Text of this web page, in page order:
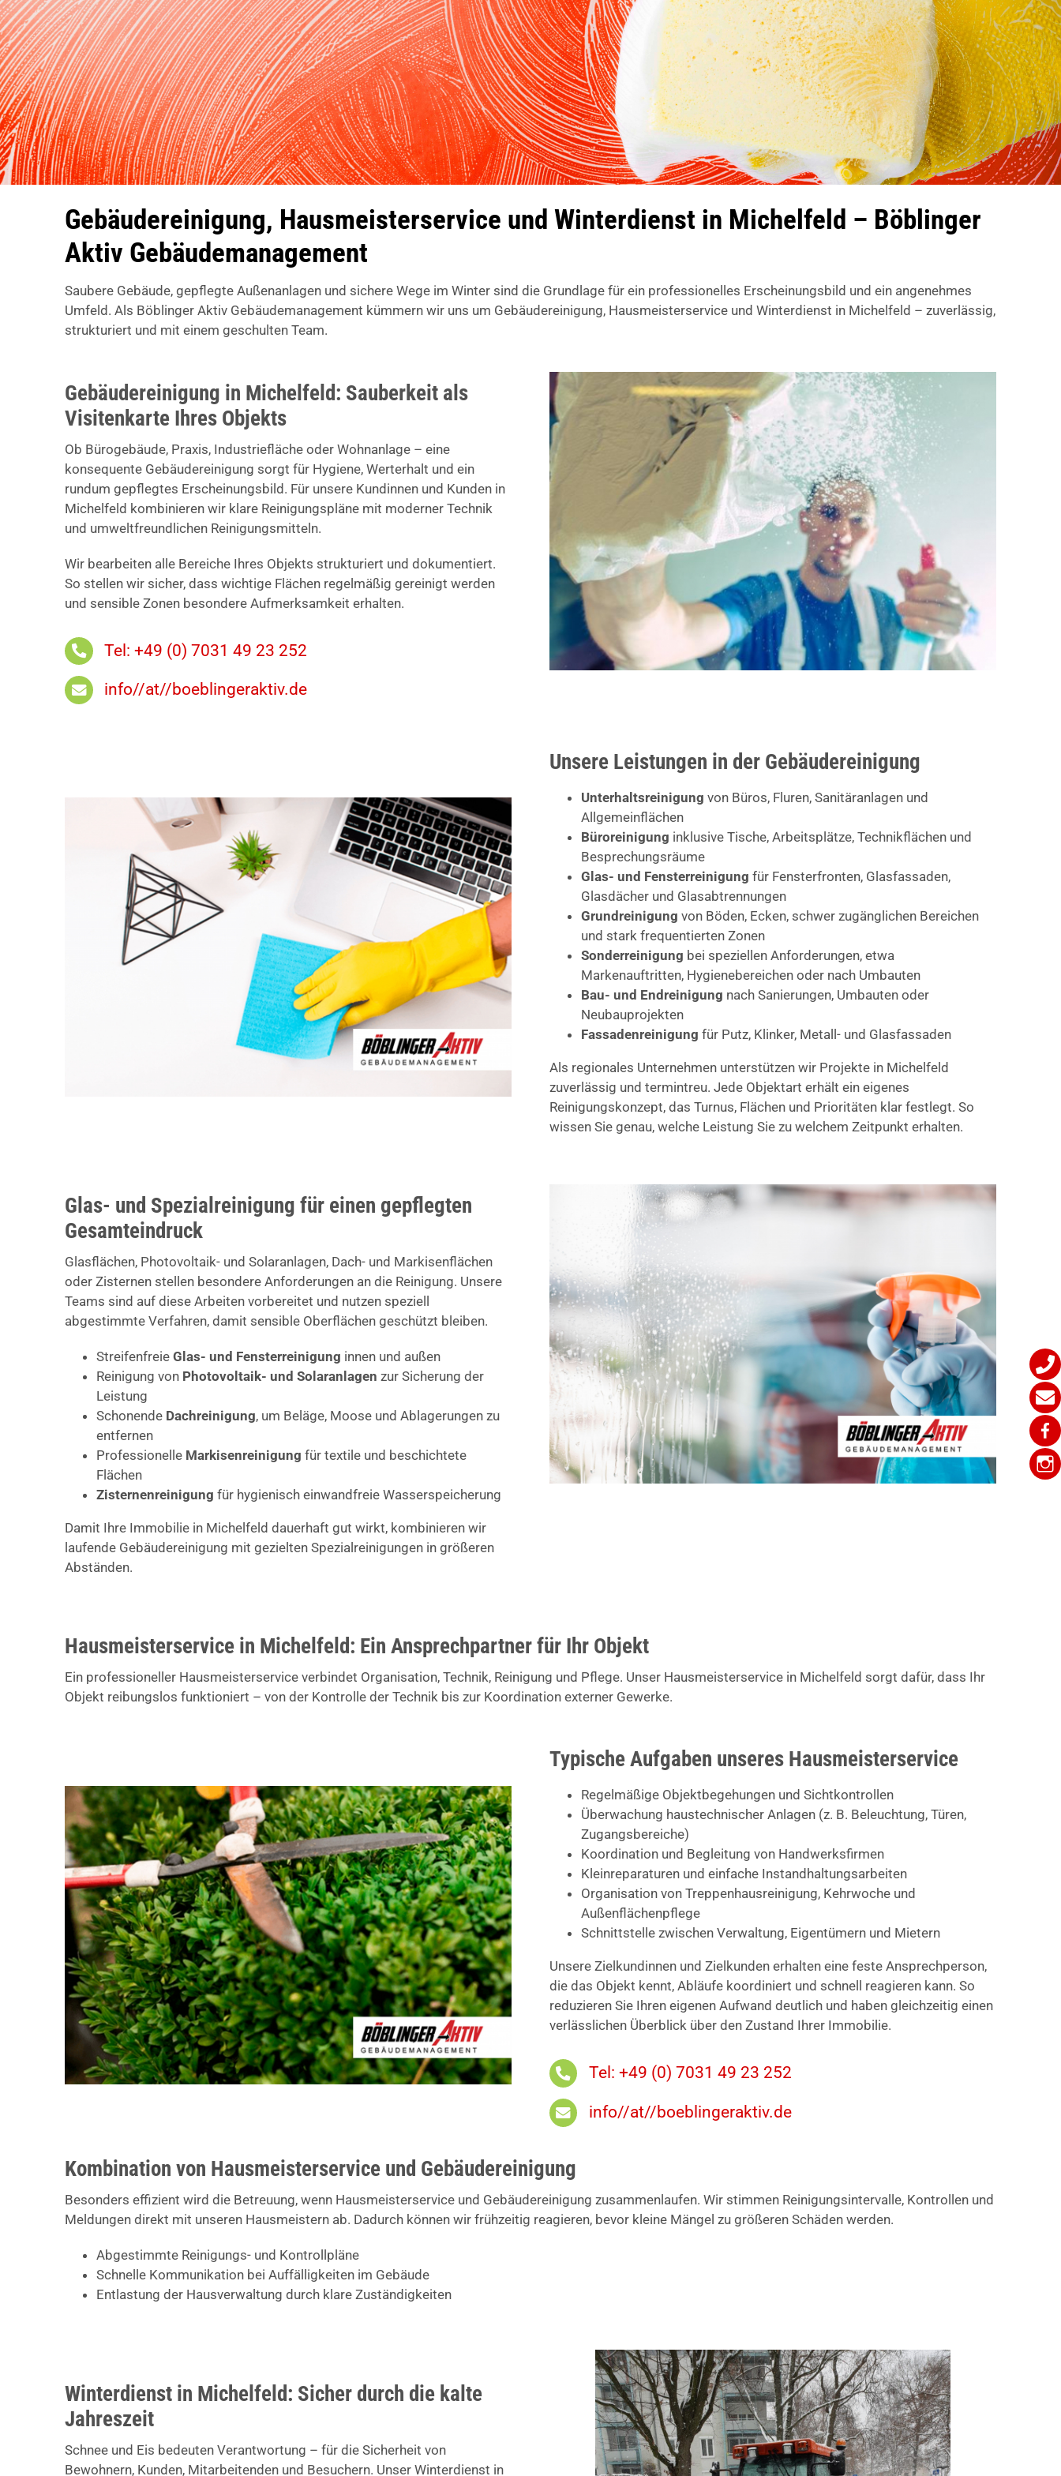
Gebäudereinigung, Hausmeisterservice und Winterdienst in Michelfeld – Böblinger
Aktiv Gebäudemanagement
Saubere Gebäude, gepflegte Außenanlagen und sichere Wege im Winter sind die Grundlage für ein professionelles Erscheinungsbild und ein angenehmes
Umfeld. Als Böblinger Aktiv Gebäudemanagement kümmern wir uns um Gebäudereinigung, Hausmeisterservice und Winterdienst in Michelfeld – zuverlässig,
strukturiert und mit einem geschulten Team.
Gebäudereinigung in Michelfeld: Sauberkeit als
Visitenkarte Ihres Objekts
Ob Bürogebäude, Praxis, Industriefläche oder Wohnanlage – eine
konsequente Gebäudereinigung sorgt für Hygiene, Werterhalt und ein
rundum gepflegtes Erscheinungsbild. Für unsere Kundinnen und Kunden in
Michelfeld kombinieren wir klare Reinigungspläne mit moderner Technik
und umweltfreundlichen Reinigungsmitteln.
Wir bearbeiten alle Bereiche Ihres Objekts strukturiert und dokumentiert.
So stellen wir sicher, dass wichtige Flächen regelmäßig gereinigt werden
und sensible Zonen besondere Aufmerksamkeit erhalten.
Tel: +49 (0) 7031 49 23 252
info//at//boeblingeraktiv.de
Unsere Leistungen in der Gebäudereinigung
Unterhaltsreinigung von Büros, Fluren, Sanitäranlagen und
Allgemeinflächen
Büroreinigung inklusive Tische, Arbeitsplätze, Technikflächen und
Besprechungsräume
Glas- und Fensterreinigung für Fensterfronten, Glasfassaden,
Glasdächer und Glasabtrennungen
Grundreinigung von Böden, Ecken, schwer zugänglichen Bereichen
und stark frequentierten Zonen
Sonderreinigung bei speziellen Anforderungen, etwa
Markenauftritten, Hygienebereichen oder nach Umbauten
Bau- und Endreinigung nach Sanierungen, Umbauten oder
Neubauprojekten
Fassadenreinigung für Putz, Klinker, Metall- und Glasfassaden
Als regionales Unternehmen unterstützen wir Projekte in Michelfeld
zuverlässig und termintreu. Jede Objektart erhält ein eigenes
Reinigungskonzept, das Turnus, Flächen und Prioritäten klar festlegt. So
wissen Sie genau, welche Leistung Sie zu welchem Zeitpunkt erhalten.
Glas- und Spezialreinigung für einen gepflegten
Gesamteindruck
Glasflächen, Photovoltaik- und Solaranlagen, Dach- und Markisenflächen
oder Zisternen stellen besondere Anforderungen an die Reinigung. Unsere
Teams sind auf diese Arbeiten vorbereitet und nutzen speziell
abgestimmte Verfahren, damit sensible Oberflächen geschützt bleiben.
Streifenfreie Glas- und Fensterreinigung innen und außen
Reinigung von Photovoltaik- und Solaranlagen zur Sicherung der
Leistung
Schonende Dachreinigung, um Beläge, Moose und Ablagerungen zu
entfernen
Professionelle Markisenreinigung für textile und beschichtete
Flächen
Zisternenreinigung für hygienisch einwandfreie Wasserspeicherung
Damit Ihre Immobilie in Michelfeld dauerhaft gut wirkt, kombinieren wir
laufende Gebäudereinigung mit gezielten Spezialreinigungen in größeren
Abständen.
Hausmeisterservice in Michelfeld: Ein Ansprechpartner für Ihr Objekt
Ein professioneller Hausmeisterservice verbindet Organisation, Technik, Reinigung und Pflege. Unser Hausmeisterservice in Michelfeld sorgt dafür, dass Ihr
Objekt reibungslos funktioniert – von der Kontrolle der Technik bis zur Koordination externer Gewerke.
Typische Aufgaben unseres Hausmeisterservice
Regelmäßige Objektbegehungen und Sichtkontrollen
Überwachung haustechnischer Anlagen (z. B. Beleuchtung, Türen,
Zugangsbereiche)
Koordination und Begleitung von Handwerksfirmen
Kleinreparaturen und einfache Instandhaltungsarbeiten
Organisation von Treppenhausreinigung, Kehrwoche und
Außenflächenpflege
Schnittstelle zwischen Verwaltung, Eigentümern und Mietern
Unsere Zielkundinnen und Zielkunden erhalten eine feste Ansprechperson,
die das Objekt kennt, Abläufe koordiniert und schnell reagieren kann. So
reduzieren Sie Ihren eigenen Aufwand deutlich und haben gleichzeitig einen
verlässlichen Überblick über den Zustand Ihrer Immobilie.
Tel: +49 (0) 7031 49 23 252
info//at//boeblingeraktiv.de
Kombination von Hausmeisterservice und Gebäudereinigung
Besonders effizient wird die Betreuung, wenn Hausmeisterservice und Gebäudereinigung zusammenlaufen. Wir stimmen Reinigungsintervalle, Kontrollen und
Meldungen direkt mit unseren Hausmeistern ab. Dadurch können wir frühzeitig reagieren, bevor kleine Mängel zu größeren Schäden werden.
Abgestimmte Reinigungs- und Kontrollpläne
Schnelle Kommunikation bei Auffälligkeiten im Gebäude
Entlastung der Hausverwaltung durch klare Zuständigkeiten
Winterdienst in Michelfeld: Sicher durch die kalte
Jahreszeit
Schnee und Eis bedeuten Verantwortung – für die Sicherheit von
Bewohnern, Kunden, Mitarbeitenden und Besuchern. Unser Winterdienst in